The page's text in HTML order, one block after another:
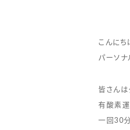
こんにち
パーソナ
皆さんは
有酸素
一回30